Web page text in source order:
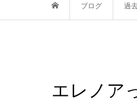
ブログ 過
エレノア